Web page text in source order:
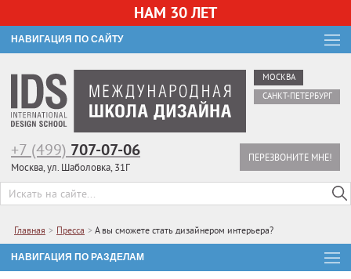
НАМ 30 ЛЕТ
НАВИГАЦИЯ ПО САЙТУ
МОСКВА
САНКТ-ПЕТЕРБУРГ
ПЕРЕЗВОНИТЕ МНЕ!
+7 (499) 707-07-06
Москва, ул. Шаболовка, 31Г
Главная > Пресса > А вы сможете стать дизайнером интерьера?
НАВИГАЦИЯ ПО РАЗДЕЛАМ